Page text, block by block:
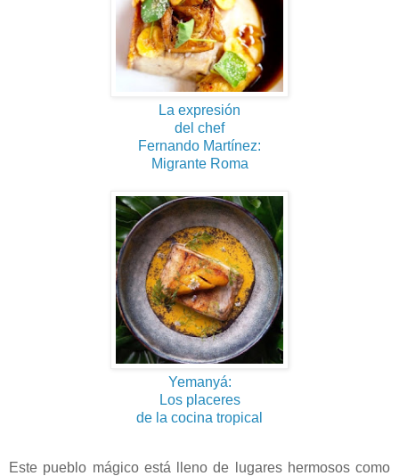
La expresión
del chef
Fernando Martínez:
Migrante Roma
Yemanyá:
Los placeres
de la cocina tropical
Este pueblo mágico está lleno de lugares hermosos como